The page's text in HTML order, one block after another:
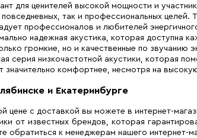
для ценителей высокой мощности и
так и профессиональных
профессионалов и любителей
надежная акустика, которая доступна
громкие, но и качественные по звучанию
серия низкочастотной акустики, которая
значительно комфортнее, несмотря на
и Екатеринбурге
с доставкой вы можете в интернет-
от известных брендов, которая
к менеджерам нашего интернет-